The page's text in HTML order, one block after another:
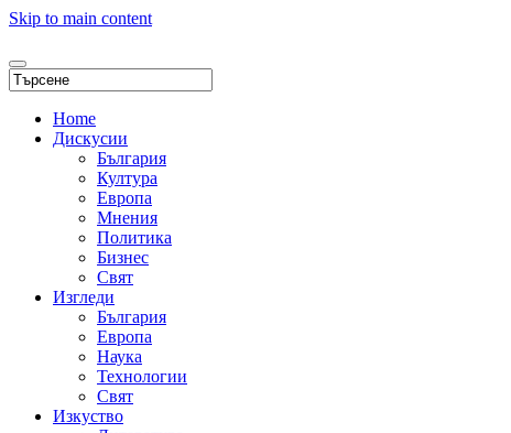
Skip to main content
Home
Дискусии
България
Култура
Европа
Мнения
Политика
Бизнес
Свят
Изгледи
България
Европа
Наука
Технологии
Свят
Изкуство